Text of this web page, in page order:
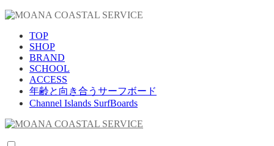
TOP
SHOP
BRAND
SCHOOL
ACCESS
年齢と向き合うサーフボード
Channel Islands SurfBoards